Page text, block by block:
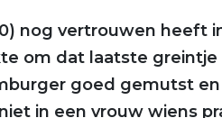
nog vertrouwen heeft
om dat laatste
goed gemutst en
in een vrouw wiens